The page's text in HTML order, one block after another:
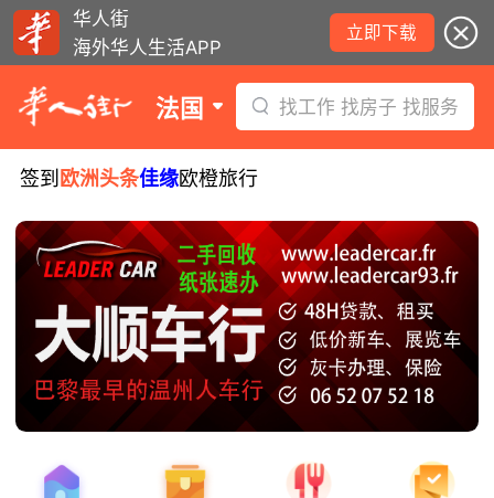
华人街
海外华人生活APP
立即下载
法国 找工作 找房子 找服务
签到 欧洲头条佳缘欧橙旅行